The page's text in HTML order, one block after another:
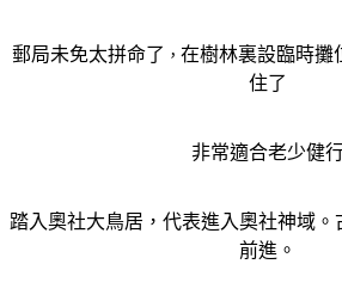
郵局未免太拼命了 ， 在樹林裏設臨時攤
住了
非常適合老少健
踏入奧社大鳥居，代表進入奧社神域
前進。